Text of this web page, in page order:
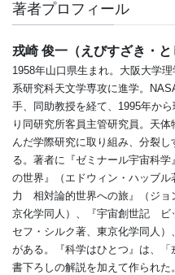
著者プロフィール
戎崎 俊一（えびすざき・と
1958年山口県生まれ。大阪大学
系研究科天文学専攻に進学。
手、同助教授を経て、1995年か
り同研究所客員主管研究員。天
んだ学際研究に取り組み、分裂
る。著者に『ゼミナール宇宙科
の世界』（エドウィン・ハッブ
力 相対論的世界への旅』（ジョ
京化学同人）、『宇宙創世記 ビ
セフ・シルク著、東京化学同人
がある。『科学はひとつ』は、「
書下ろしの解説を加えて作られた。